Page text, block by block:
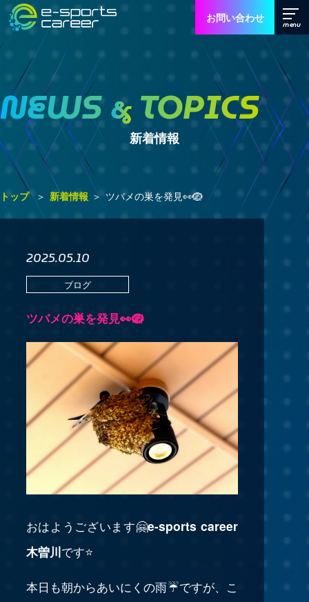
お問い合わせ
NEWS & TOPICS
新着情報
トップ 新着情報 ツバメの巣を発見👀🪺
2025.05.10
ブログ
ツバメの巣を発見👀🪺
おはようございます🤗e-sports career
木曽川です⭐
本日も朝からあいにくの雨☔ですが、こ